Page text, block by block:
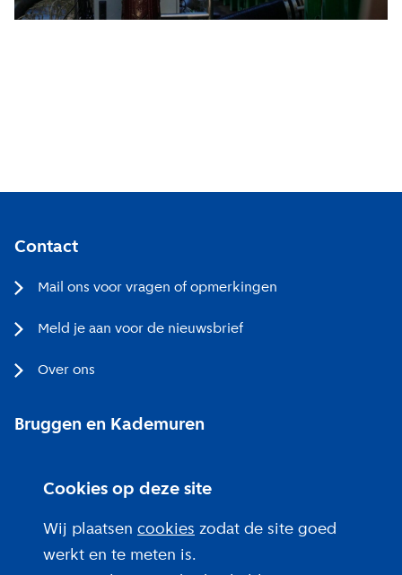
Cookies op deze site
Wij plaatsen cookies zodat de site goed
werkt en te meten is.
Contact
Mail ons voor vragen of opmerkingen
Meld je aan voor de nieuwsbrief
Over ons
Bruggen en Kademuren